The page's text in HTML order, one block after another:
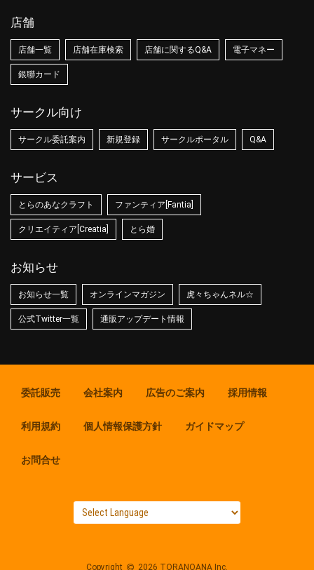
店舗
店舗一覧 店舗在庫検索 店舗に関するQ&A 電子マネー
銀聯カード
サークル向け
サークル委託案内 新規登録 サークルポータル Q&A
サービス
とらのあなクラフト ファンティア[Fantia]
クリエイティア[Creatia] とら婚
お知らせ
お知らせ一覧 オンラインマガジン 虎々ちゃんネル☆
公式Twitter一覧 通販アップデート情報
委託販売 会社案内 広告のご案内 採用情報
利用規約 個人情報保護方針 ガイドマップ
お問合せ
Copyright 2026 TORANOANA Inc.